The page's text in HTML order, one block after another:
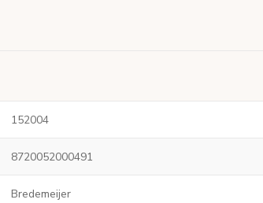
152004
8720052000491
Bredemeijer